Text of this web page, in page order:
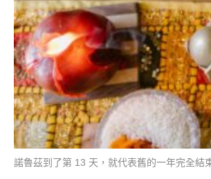
諾魯茲到了第 13 天，就代表舊的一年完全結